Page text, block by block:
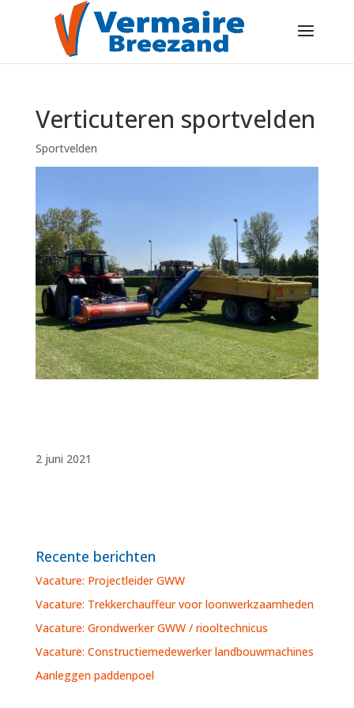
Verticuteren sportvelden
Sportvelden
2 juni 2021
Recente berichten
Vacature: Projectleider GWW
Vacature: Trekkerchauffeur voor loonwerkzaamheden
Vacature: Grondwerker GWW / riooltechnicus
Vacature: Constructiemedewerker landbouwmachines
Aanleggen paddenpoel